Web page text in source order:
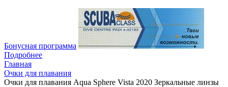
Бонусная программа
Подробнее
Главная
Очки для плавания
Очки для плавания Aqua Sphere Vista 2020 Зеркальные линзы